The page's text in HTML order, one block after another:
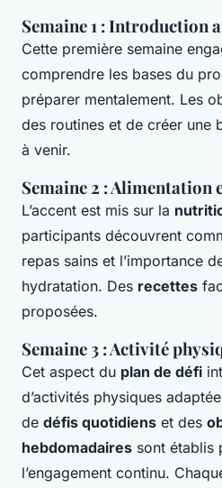
Semaine 1 : Introduction
Cette première semaine
comprendre les bases du
préparer mentalement. Les
des routines et de créer une
à venir.
Semaine 2 :
L’accent est mis sur la
participants découvrent
repas sains et l’importance
hydratation. Des recettes
proposées.
Semaine 3 : Activité
Cet aspect du plan de défi
d’activités physiques
de défis quotidiens et des
hebdomadaires sont établis
l’engagement continu.